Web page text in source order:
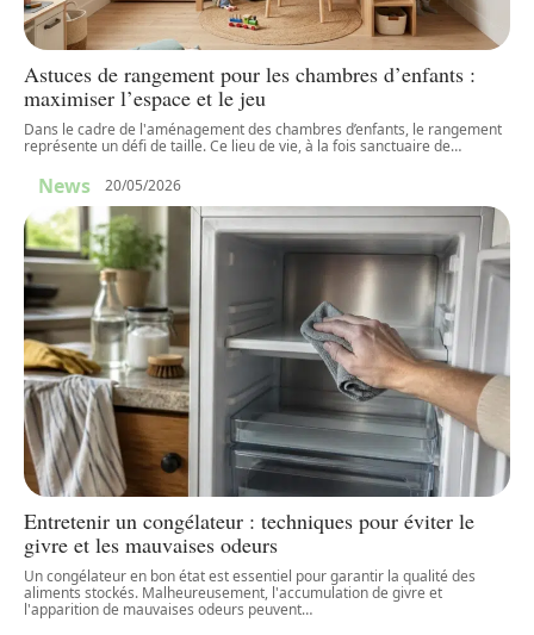
Astuces de rangement pour les chambres d’enfants :
maximiser l’espace et le jeu
Dans le cadre de l'aménagement des chambres d’enfants, le rangement
représente un défi de taille. Ce lieu de vie, à la fois sanctuaire de…
News 20/05/2026
Entretenir un congélateur : techniques pour éviter le
givre et les mauvaises odeurs
Un congélateur en bon état est essentiel pour garantir la qualité des
aliments stockés. Malheureusement, l'accumulation de givre et
l'apparition de mauvaises odeurs peuvent…